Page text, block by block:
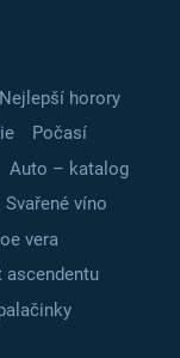
Nejlepší horory
Počasí
Auto – katalog
Svařené víno
vera
ascendentu